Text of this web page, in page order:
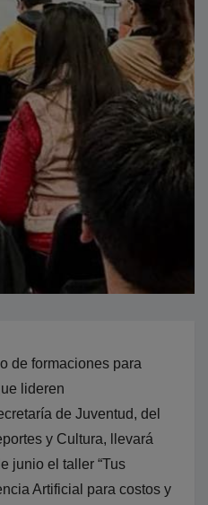
de formaciones para
lideren
de Juventud, del
y Cultura, llevará
junio el taller “Tus
Artificial para costos y